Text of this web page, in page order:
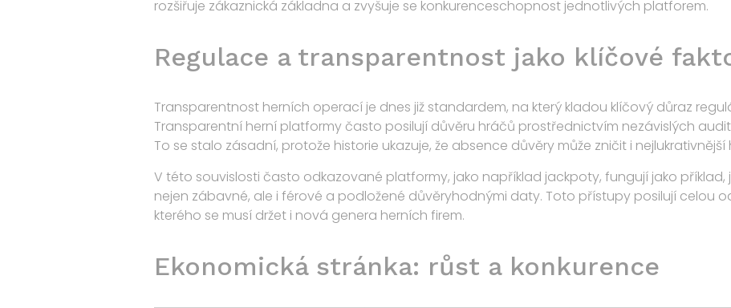
rozšiřuje zákaznická základna a zvyšuje se konkurenceschopnost jednotlivých platforem.
Regulace a transparentnost jako klíčové
Transparentnost herních operací je dnes již standardem, na který kladou klíčový důraz
Transparentní herní platformy často posilují důvěru hráčů prostřednictvím nezávislých
To se stalo zásadní, protože historie ukazuje, že absence důvěry může zničit i
V této souvislosti často odkazované platformy, jako například jackpoty, fungují jako příklad,
nejen zábavné, ale i férové a podložené důvěryhodnými daty. Toto přístupy posilují celou
kterého se musí držet i nová genera herních firem.
Ekonomická stránka: růst a konkurence